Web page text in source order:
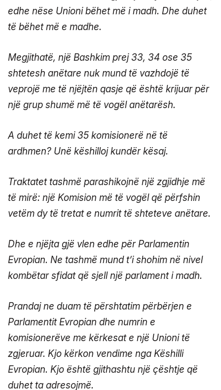
edhe nëse Unioni bëhet më i madh. Dhe duhet
të bëhet më e madhe.
Megjithatë, një Bashkim prej 33, 34 ose 35
shtetesh anëtare nuk mund të vazhdojë të
veprojë me të njëjtën qasje që është krijuar për
një grup shumë më të vogël anëtarësh.
A duhet të kemi 35 komisionerë në të
ardhmen? Unë këshilloj kundër kësaj.
Traktatet tashmë parashikojnë një zgjidhje më
të mirë: një Komision më të vogël që përfshin
vetëm dy të tretat e numrit të shteteve anëtare.
Dhe e njëjta gjë vlen edhe për Parlamentin
Evropian. Ne tashmë mund t’i shohim në nivel
kombëtar sfidat që sjell një parlament i madh.
Prandaj ne duam të përshtatim përbërjen e
Parlamentit Evropian dhe numrin e
komisionerëve me kërkesat e një Unioni të
zgjeruar. Kjo kërkon vendime nga Këshilli
Evropian. Kjo është gjithashtu një çështje që
duhet ta adresojmë.